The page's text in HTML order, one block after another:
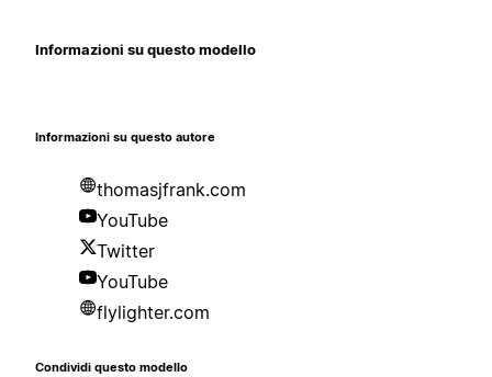
Informazioni su questo modello
Informazioni su questo autore
thomasjfrank.com
YouTube
Twitter
YouTube
flylighter.com
Condividi questo modello